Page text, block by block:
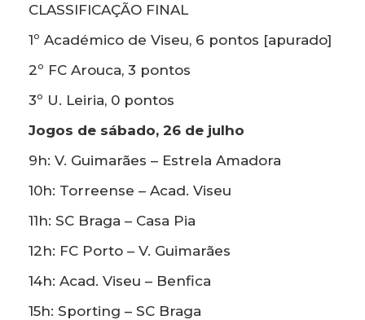
CLASSIFICAÇÃO FINAL
1º Académico de Viseu, 6 pontos [apurado]
2º FC Arouca, 3 pontos
3º U. Leiria, 0 pontos
Jogos de sábado, 26 de julho
9h: V. Guimarães – Estrela Amadora
10h: Torreense – Acad. Viseu
11h: SC Braga – Casa Pia
12h: FC Porto – V. Guimarães
14h: Acad. Viseu – Benfica
15h: Sporting – SC Braga